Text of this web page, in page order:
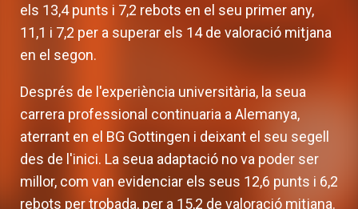
els 13,4 punts i 7,2 rebots en el seu primer any,
11,1 i 7,2 per a superar els 14 de valoració mitjana
en el segon.
Després de l'experiència universitària, la seua
carrera professional continuaria a Alemanya,
aterrant en el BG Gottingen i deixant el seu segell
des de l'inici. La seua adaptació no va poder ser
millor, com van evidenciar els seus 12,6 punts i 6,2
rebots per trobada, per a 15,2 de valoració mitjana.